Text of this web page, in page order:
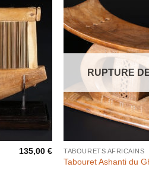
135,00 €
RUPTURE
TABOURETS AFRICAINS
Tabouret Ashanti du